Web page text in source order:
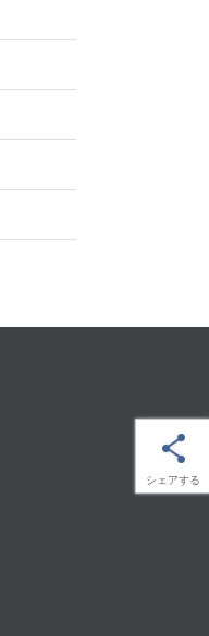
シェアする